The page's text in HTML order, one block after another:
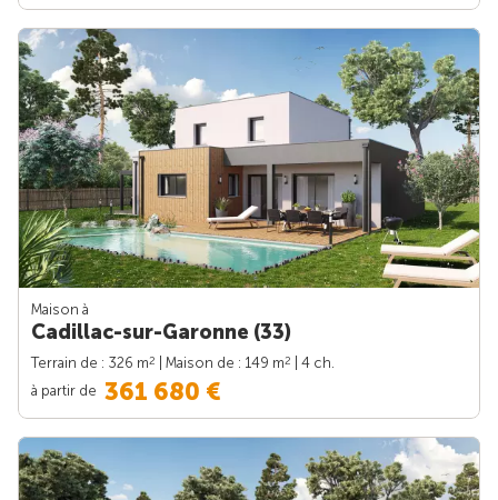
Maison à
Cadillac-sur-Garonne (33)
Terrain de : 326 m2 | Maison de : 149 m2
| 4 ch.
à partir de 361 680 €